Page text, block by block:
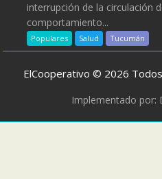
interrupción de la circulación
comportamiento...
Populares Salud Tucumán
ElCooperativo © 2026